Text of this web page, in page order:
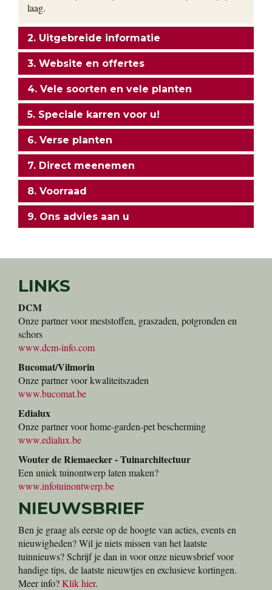
laag.
2. Uitgebreide informatie
3. Website en offertes
4. Vele soorten en vele planten
5. Speciale karren voor u!
6. Verse planten
7. Direct meenemen
8. Voorraad
9. Ons advies aan u
LINKS
DCM
Onze partner voor meststoffen, graszaden, potgronden en
schors
www.dcm-info.com
Bucomat/Vilmorin
Onze partner voor kwaliteitszaden
www.bucomat.be
Edialux
Onze partner voor home-garden-pet bescherming
www.edialux.be
Wouter de Riemaecker - Tuinarchitectuur
Een uniek tuinontwerp laten maken?
www.infotuinontwerp.be
NIEUWSBRIEF
Ben je graag als eerste op de hoogte van acties, events en
nieuwigheden? Wil je niets missen van het laatste
tuinnieuws? Schrijf je dan in voor onze nieuwsbrief voor
handige tips, de laatste nieuwtjes en exclusieve kortingen.
Meer info?Klik hier.